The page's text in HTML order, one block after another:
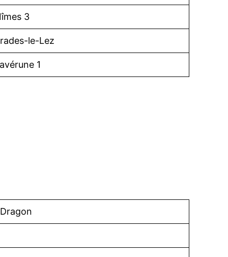
3
le-Lez
1